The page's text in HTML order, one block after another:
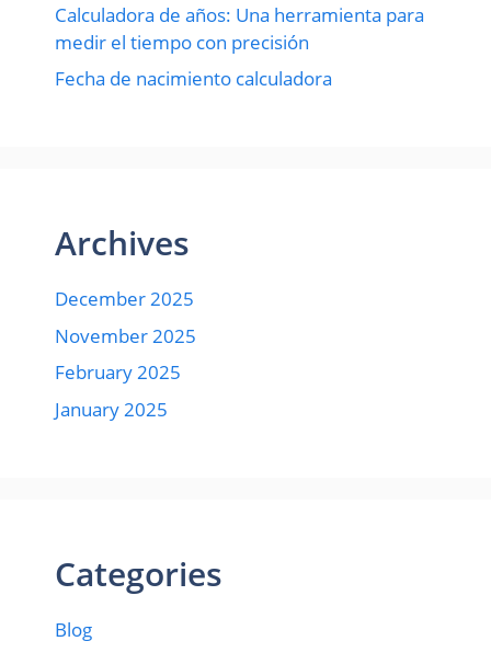
Calculadora de años: Una herramienta para
medir el tiempo con precisión
Fecha de nacimiento calculadora
Archives
December 2025
November 2025
February 2025
January 2025
Categories
Blog